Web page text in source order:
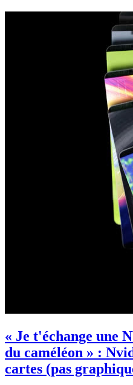
« Je t'échange une
du caméléon » :
cartes (pas